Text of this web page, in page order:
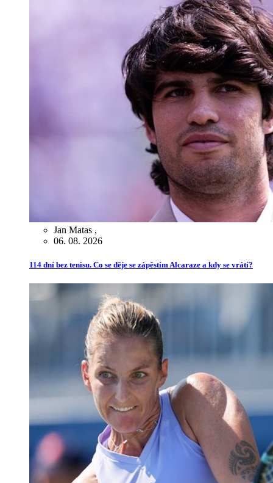
Jan Matas ,
06. 08. 2026
114 dní bez tenisu. Co se děje se zápěstím Alcaraze a kdy se vrátí?